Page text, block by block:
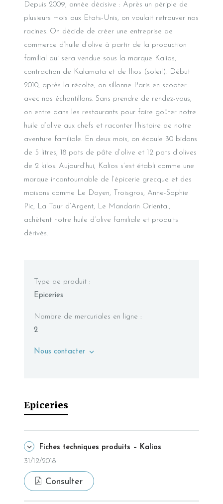
Depuis 2009, année décisive : Après un périple de
plusieurs mois aux Etats-Unis, on voulait retrouver nos
racines. On décide de créer une entreprise de
commerce d’huile d’olive à partir de la production
familial qui sera vendue sous la marque Kalios,
contraction de Kalamata et de Ilios (soleil). Début
2010, après la récolte, on sillonne Paris en scooter
avec nos échantillons. Sans prendre de rendez-vous,
on entre dans les restaurants pour faire goûter notre
huile d’olive aux chefs et raconter l’histoire de notre
aventure familiale. En deux mois, on écoule 30 bidons
de 5 litres, 18 pots de pâte d’olive et 12 pots d’olives
de 2 kilos. Aujourd’hui, Kalios s’est établi comme une
marque incontournable de l’épicerie grecque et des
maisons comme Le Doyen, Troisgros, Anne-Sophie
Pic, La Tour d’Argent, Le Mandarin Oriental,
achètent notre huile d’olive familiale et produits
dérivés.
Type de produit :
Epiceries
Nombre de mercuriales en ligne :
2
Nous contacter
Epiceries
Fiches techniques produits – Kalios
31/12/2018
Consulter